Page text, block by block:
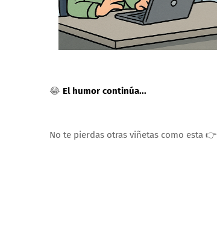
😂 El humor continúa...
No te pierdas otras viñetas como esta 👉